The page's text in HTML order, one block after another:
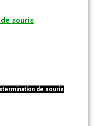
souris
de souris